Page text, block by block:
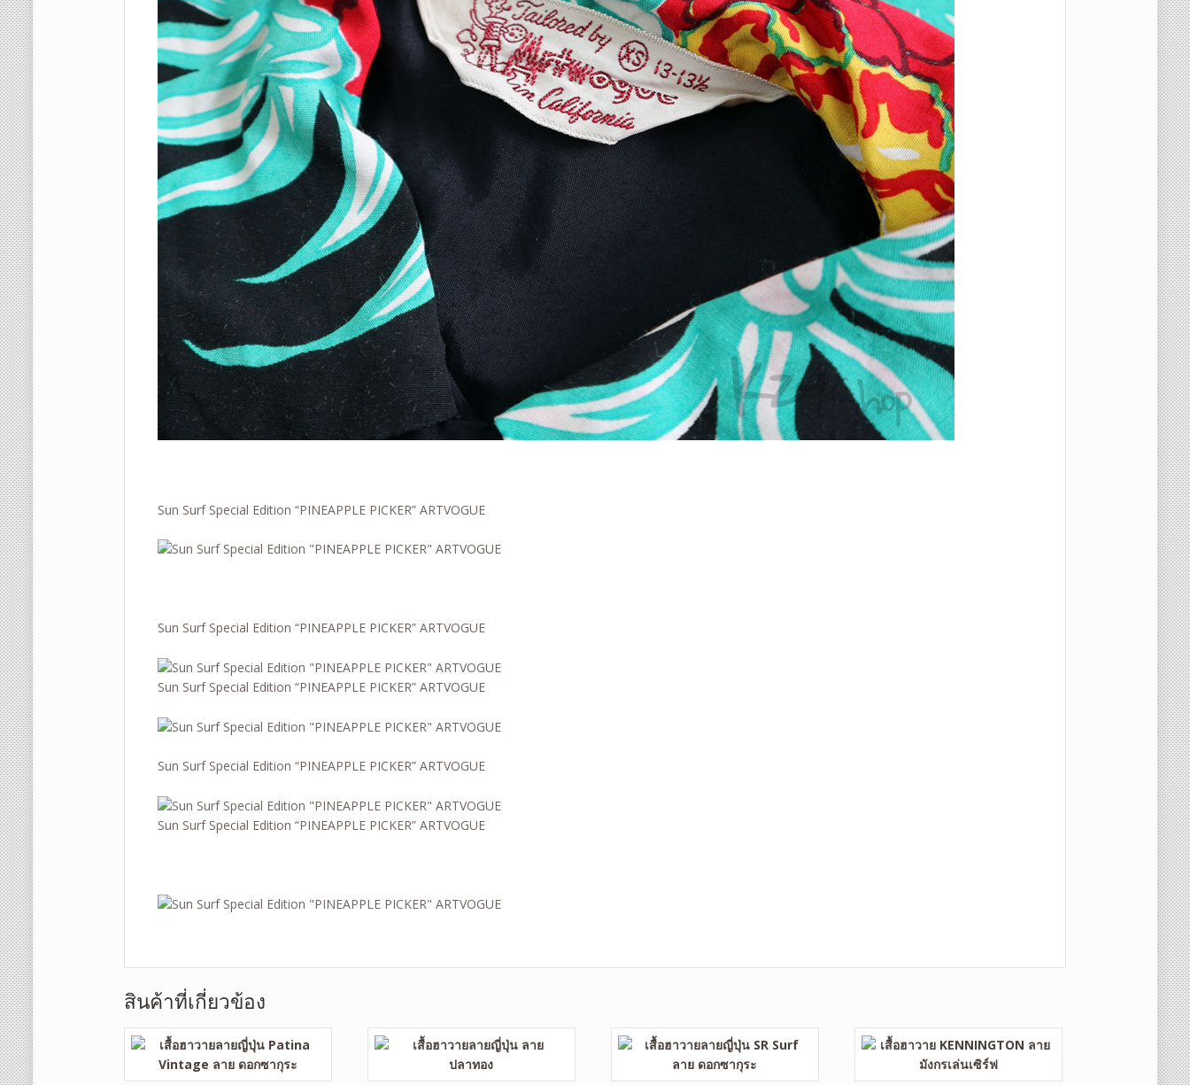
Sun Surf Special Edition “PINEAPPLE PICKER” ARTVOGUE
Sun Surf Special Edition “PINEAPPLE PICKER” ARTVOGUE
Sun Surf Special Edition “PINEAPPLE PICKER” ARTVOGUE
Sun Surf Special Edition “PINEAPPLE PICKER” ARTVOGUE
Sun Surf Special Edition “PINEAPPLE PICKER” ARTVOGUE
สินค้าที่เกี่ยวข้อง